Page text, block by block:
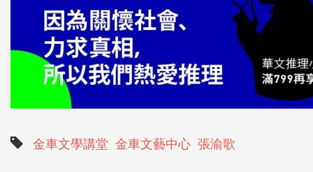
金車文學講堂 金車文藝中心 張渝歌